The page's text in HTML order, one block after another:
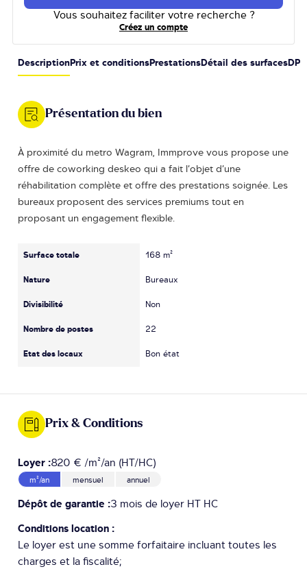
Vous souhaitez faciliter votre recherche ?
Créez un compte
Description Prix et conditions Prestations Détail des surfaces DPE
Présentation du bien
À proximité du metro Wagram, Immprove vous propose une
offre de coworking deskeo qui a fait l’objet d’une
réhabilitation complète et offre des prestations soignée. Les
bureaux proposent des services premiums tout en
proposant un engagement flexible.
Surface totale
Nature
Divisibilité
Nombre de postes
Etat des locaux
168 m²
Bureaux
Non
22
Bon état
Prix & Conditions
Loyer :820 € /m²/an (HT/HC)
m²/an mensuel annuel
Dépôt de garantie :3 mois de loyer HT HC
Conditions location :
Le loyer est une somme forfaitaire incluant toutes les
charges et la fiscalité;